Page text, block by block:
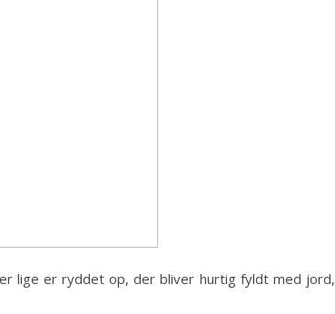
lige er ryddet op, der bliver hurtig fyldt med jord,